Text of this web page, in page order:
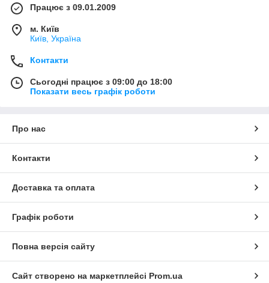
Працює з 09.01.2009
м. Київ
Київ, Україна
Контакти
Сьогодні працює з 09:00 до 18:00
Показати весь графік роботи
Про нас
Контакти
Доставка та оплата
Графік роботи
Повна версія сайту
Сайт створено на маркетплейсі Prom.ua